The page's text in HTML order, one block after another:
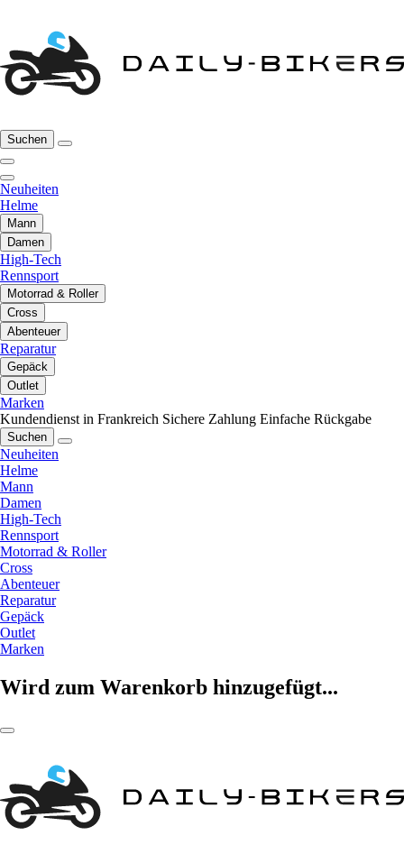
Suchen
Neuheiten
Helme
Mann
Damen
High-Tech
Rennsport
Motorrad & Roller
Cross
Abenteuer
Reparatur
Gepäck
Outlet
Marken
Kundendienst in Frankreich Sichere Zahlung Einfache Rückgabe
Suchen
Neuheiten
Helme
Mann
Damen
High-Tech
Rennsport
Motorrad & Roller
Cross
Abenteuer
Reparatur
Gepäck
Outlet
Marken
Wird zum Warenkorb hinzugefügt...